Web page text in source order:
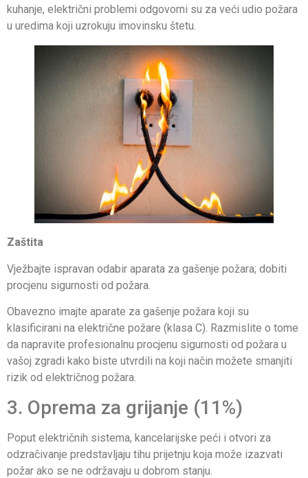
kuhanje, električni problemi odgovorni su za veći udio požara
u uredima koji uzrokuju imovinsku štetu.
Zaštita
Vježbajte ispravan odabir aparata za gašenje požara; dobiti
procjenu sigurnosti od požara.
Obavezno imajte aparate za gašenje požara koji su
klasificirani na električne požare (klasa C). Razmislite o tome
da napravite profesionalnu procjenu sigurnosti od požara u
vašoj zgradi kako biste utvrdili na koji način možete smanjiti
rizik od električnog požara.
3. Oprema za grijanje (11%)
Poput električnih sistema, kancelarijske peći i otvori za
odzračivanje predstavljaju tihu prijetnju koja može izazvati
požar ako se ne održavaju u dobrom stanju.